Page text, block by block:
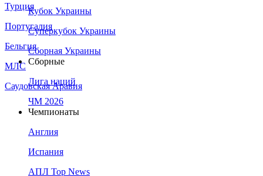
Турция
Португалия
Бельгия
МЛС
Саудовская Аравия
Кубок Украины
Суперкубок Украины
Сборная Украины
Сборные
Лига наций
ЧМ 2026
Чемпионаты
Англия
Испания
АПЛ Top News